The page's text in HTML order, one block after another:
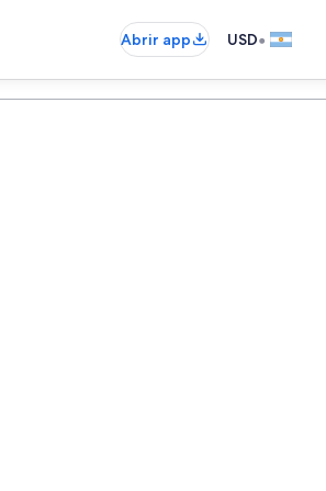
Abrir app USD•